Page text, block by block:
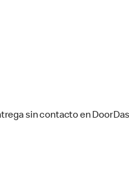
sin contacto en